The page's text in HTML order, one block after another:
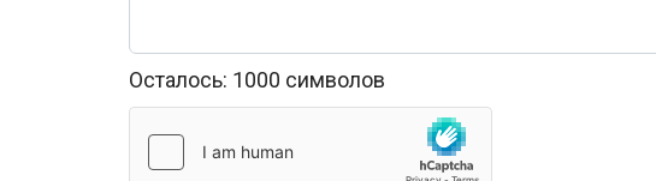
Осталось: 1000 символов